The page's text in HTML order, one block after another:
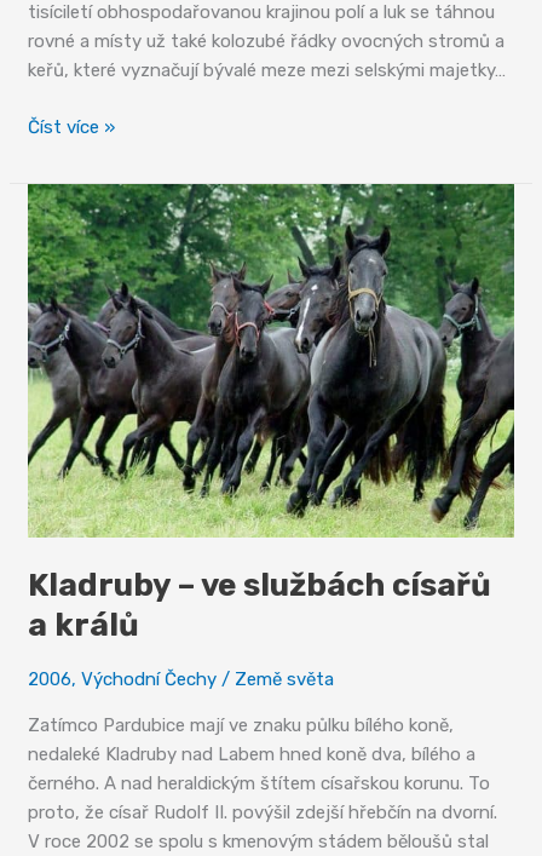
tisíciletí obhospodařovanou krajinou polí a luk se táhnou
rovné a místy už také kolozubé řádky ovocných stromů a
keřů, které vyznačují bývalé meze mezi selskými majetky…
Roh
Číst více »
Kladruby – ve službách císařů
a králů
2006,Východní Čechy / Země světa
Zatímco Pardubice mají ve znaku půlku bílého koně,
nedaleké Kladruby nad Labem hned koně dva, bílého a
černého. A nad heraldickým štítem císařskou korunu. To
proto, že císař Rudolf II. povýšil zdejší hřebčín na dvorní.
V roce 2002 se spolu s kmenovým stádem běloušů stal